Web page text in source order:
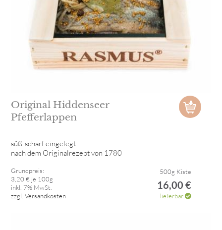
Original Hiddenseer
Pfefferlappen
süß-scharf eingelegt
nach dem Originalrezept von 1780
Grundpreis:
3,20 € je 100g
inkl. 7% MwSt.
zzgl. Versandkosten
500g Kiste
16,00 €
lieferbar